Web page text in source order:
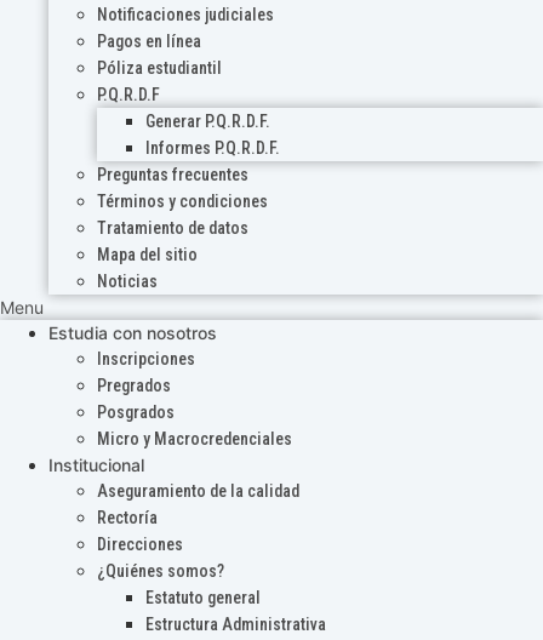
Notificaciones judiciales
Pagos en línea
Póliza estudiantil
P.Q.R.D.F
Generar P.Q.R.D.F.
Informes P.Q.R.D.F.
Preguntas frecuentes
Términos y condiciones
Tratamiento de datos
Mapa del sitio
Noticias
Menu
Estudia con nosotros
Inscripciones
Pregrados
Posgrados
Micro y Macrocredenciales
Institucional
Aseguramiento de la calidad
Rectoría
Direcciones
¿Quiénes somos?
Estatuto general
Estructura Administrativa